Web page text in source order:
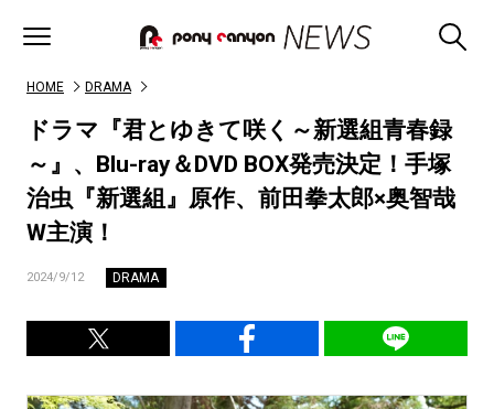
HOME DRAMA
ドラマ『君とゆきて咲く～新選組青春録
～』、Blu-ray＆DVD BOX発売決定！手塚
治虫『新選組』原作、前田拳太郎×奥智哉
W主演！
2024/9/12 DRAMA